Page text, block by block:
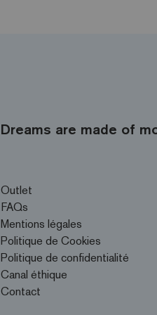
Dreams are made of
Outlet
FAQs
Mentions légales
Politique de Cookies
Politique de confidentialité
Canal éthique
Contact